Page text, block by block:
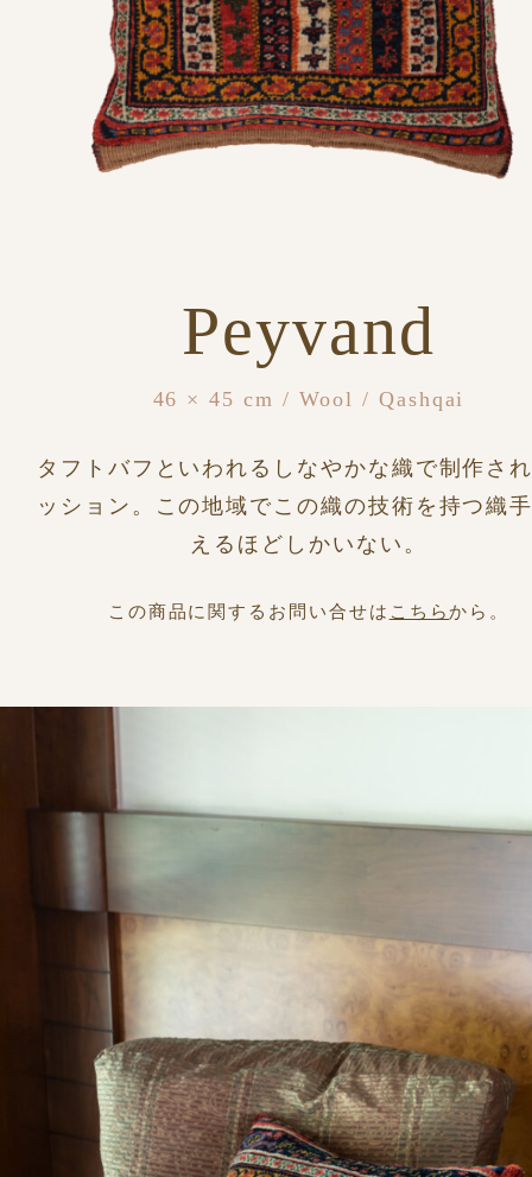
Peyvand
46 × 45 cm / Wool / Qashqai
タフトバフといわれるしなやかな織で制作さ
ッション。この地域でこの織の技術を持つ織
えるほどしかいない。
この商品に関するお問い合せは こちらから。